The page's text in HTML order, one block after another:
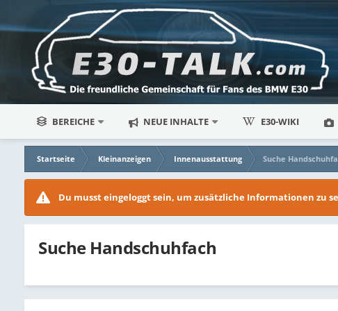
BEREICHE NEUE INHALTE E30-WIKI
Startseite Kleinanzeigen Innenausstattung Suche
Du musst eingeloggt sein, um zusätzliche Informationen zu
Suche Handschuhfach